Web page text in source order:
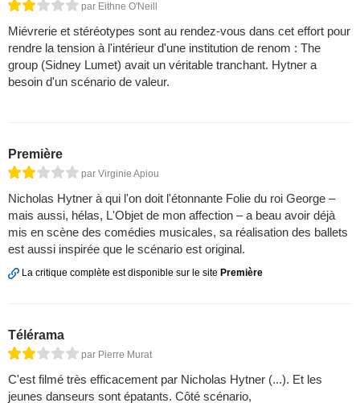
par Eithne O'Neill
Miévrerie et stéréotypes sont au rendez-vous dans cet effort pour
rendre la tension à l'intérieur d'une institution de renom : The
group (Sidney Lumet) avait un véritable tranchant. Hytner a
besoin d'un scénario de valeur.
Première
par Virginie Apiou
Nicholas Hytner à qui l'on doit l'étonnante Folie du roi George –
mais aussi, hélas, L'Objet de mon affection – a beau avoir déjà
mis en scène des comédies musicales, sa réalisation des ballets
est aussi inspirée que le scénario est original.
La critique complète est disponible sur le site Première
Télérama
par Pierre Murat
C'est filmé très efficacement par Nicholas Hytner (...). Et les
jeunes danseurs sont épatants. Côté scénario,